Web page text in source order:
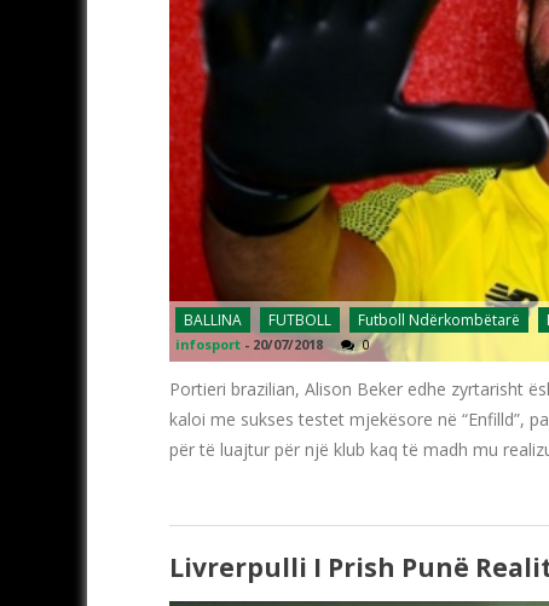
BALLINA FUTBOLL Futboll Ndërkombëtarë
infosport - 20/07/2018 0
Portieri brazilian, Alison Beker edhe zyrtarisht
kaloi me sukses testet mjekësore në “Enfilld”,
për të luajtur për një klub kaq të madh mu
Livrerpulli I Prish Punë